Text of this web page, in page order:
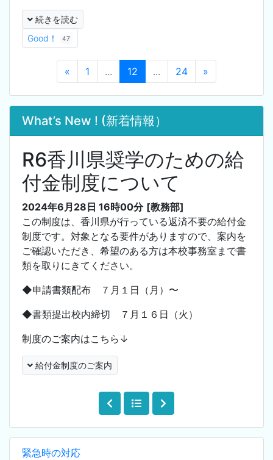
緊急時の対応
続きを読む
Good！
47
« 1 ... 12 ... 24 »
What’s New ! (新着情報）
R6香川県奨学のための給
付金制度について
2024年6月28日 16時00分 [教務部]
この制度は、香川県が行っている返済不要の給付金
制度です。対象となる要件がありますので、案内を
ご確認いただき、希望のある方は本校事務室まで書
類を取りにきてください。
◆申請書類配布 ７月１日（月）〜
◆書類提出校内締切 ７月１６日（火）
制度のご案内はこちら↓
給付金制度のご案内